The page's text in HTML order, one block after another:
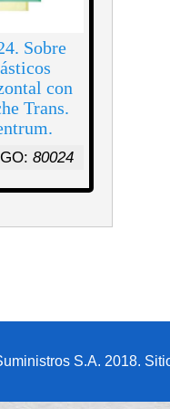
Sobre
con
Trans.
80024
S.A. 2018.